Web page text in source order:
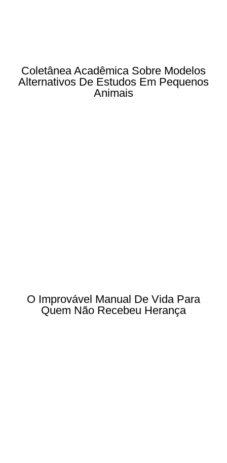
Coletânea Acadêmica Sobre Modelos
Alternativos De Estudos Em Pequenos
Animais
O Improvável Manual De Vida Para
Quem Não Recebeu Herança